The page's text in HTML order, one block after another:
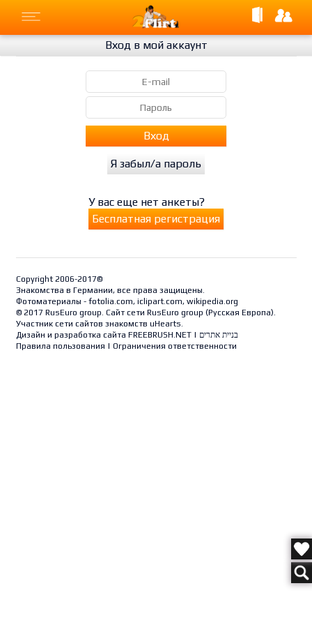
Вход в мой аккаунт
Вход
Я забыл/а пароль
У вас еще нет анкеты?
Бесплатная регистрация
Copyright 2006-2017©
Знакомства в Германии, все права защищены.
Фотоматериалы - fotolia.com, iclipart.com, wikipedia.org
© 2017 RusEuro group. Сайт сети RusEuro group (Русская Европа).
Участник сети сайтов знакомств uHearts.
Дизайн и разработка сайта FREEBRUSH.NET| בניית אתרים
Правила пользования | Ограничения ответственности